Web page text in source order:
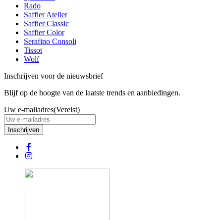
Rado
Saffier Atelier
Saffier Classic
Saffier Color
Serafino Consoli
Tissot
Wolf
Inschrijven voor de nieuwsbrief
Blijf op de hoogte van de laatste trends en aanbiedingen.
Uw e-mailadres(Vereist)